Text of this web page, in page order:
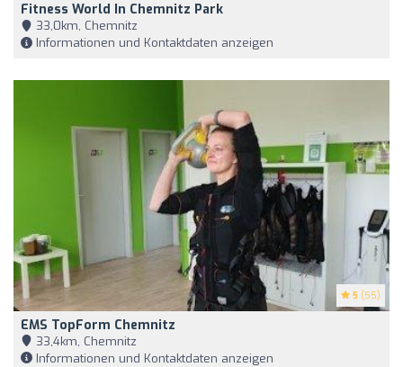
Fitness World In Chemnitz Park
33,0km, Chemnitz
Informationen und Kontaktdaten anzeigen
5 (55)
EMS TopForm Chemnitz
33,4km, Chemnitz
Informationen und Kontaktdaten anzeigen